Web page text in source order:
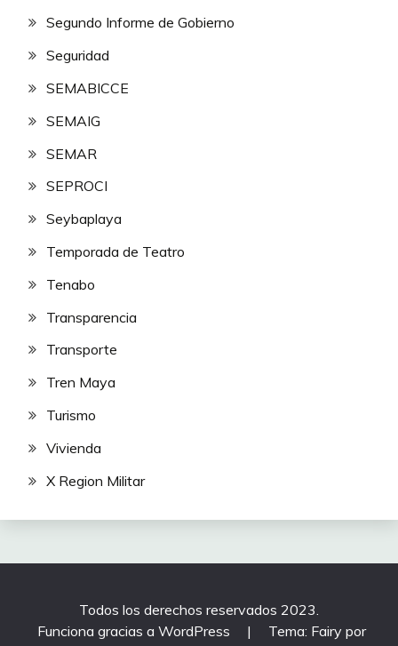
Segundo Informe de Gobierno
Seguridad
SEMABICCE
SEMAIG
SEMAR
SEPROCI
Seybaplaya
Temporada de Teatro
Tenabo
Transparencia
Transporte
Tren Maya
Turismo
Vivienda
X Region Militar
Todos los derechos reservados 2023.
Funciona gracias a WordPress
|
Tema: Fairy por